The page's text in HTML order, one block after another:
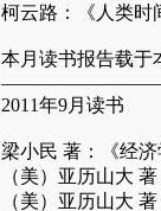
柯云路：《人类时
本月读书报告载于
2011年9月读书
梁小民 著：《经
（美）亚历山大
（美）亚历山大